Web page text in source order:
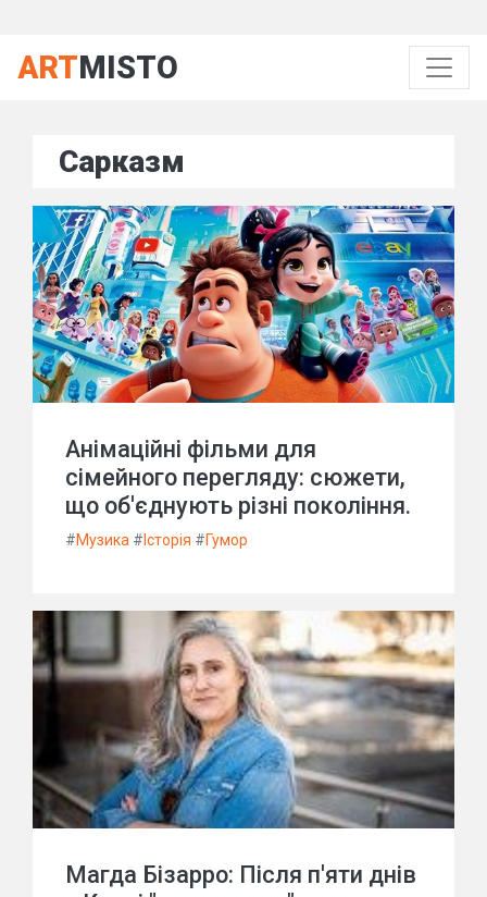
ARTMISTO
Сарказм
Анімаційні фільми для
сімейного перегляду: сюжети,
що об'єднують різні покоління.
#Музика # Історія #Гумор
Магда Бізарро: Після п'яти днів